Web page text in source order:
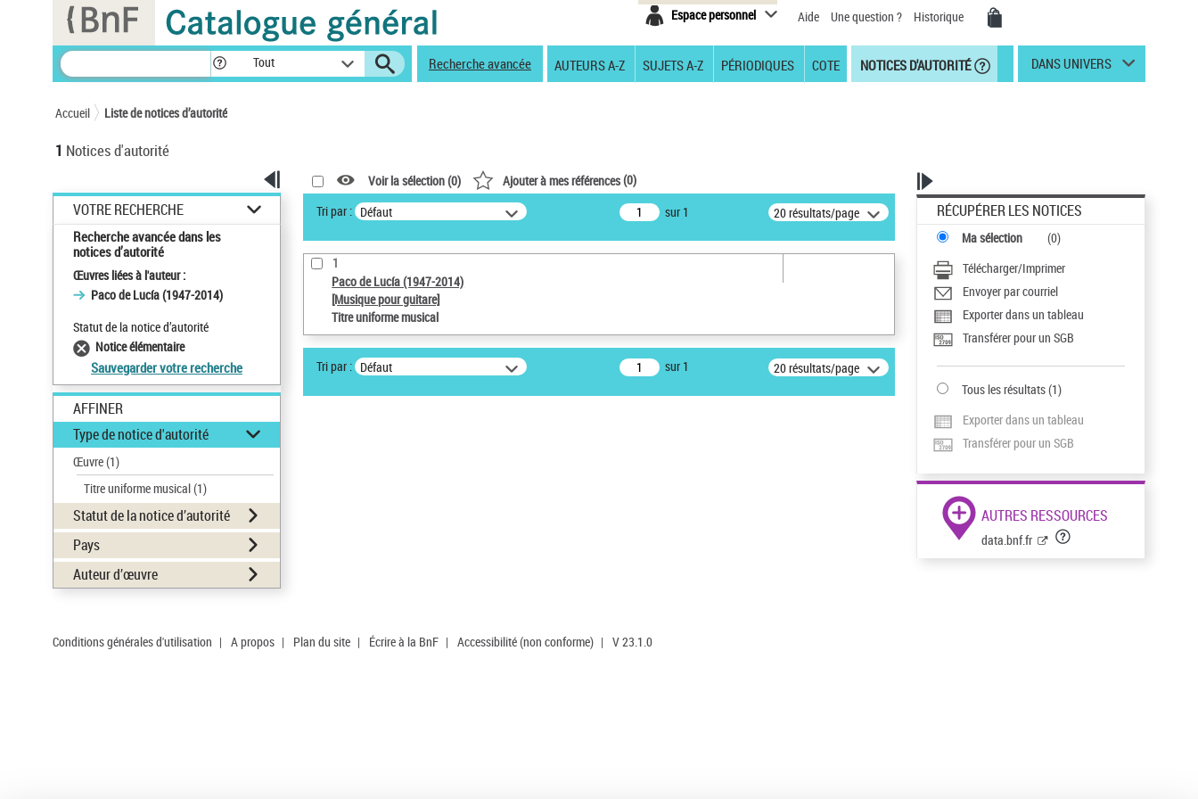
Espace personnel Aide Une question ? Historique
Tout Recherche avancée AUTEURS A-Z SUJETS A-Z PÉRIODIQUES COTE NOTICES D'AUTORITÉ DANS UNIVERS
Accueil Liste de notices d’autorité
1 Notices d'autorité
VOTRE RECHERCHE
Recherche avancée dans les
notices d’autorité
Œuvres liées à l'auteur :
Paco de Lucía (1947-2014)
Statut de la notice d’autorité
Notice élémentaire
Sauvegarder votre recherche
AFFINER
Type de notice d'autorité
Œuvre(1)
Titre uniforme musical(1)
Statut de la notice d’autorité
Pays
Auteur d’œuvre
Voir la sélection (0) Ajouter à mes références(0)
Tri par : Défaut sur 1 20 résultats/page
1
Paco de Lucía (1947-2014)
[Musique pour guitare]
Titre uniforme musical
Tri par : Défaut sur 1 20 résultats/page
RÉCUPÉRER LES NOTICES
Ma sélection (0)
Télécharger/Imprimer
Envoyer par courriel
Exporter dans un tableau
Transférer pour un SGB
Tous les résultats(1)
Exporter dans un tableau
Transférer pour un SGB
AUTRES RESSOURCES
data.bnf.fr
Conditions générales d'utilisation | A propos | Plan du site | Écrire à la BnF | Accessibilité (non conforme) | V 23.1.0
Panneau de gestion des cookies